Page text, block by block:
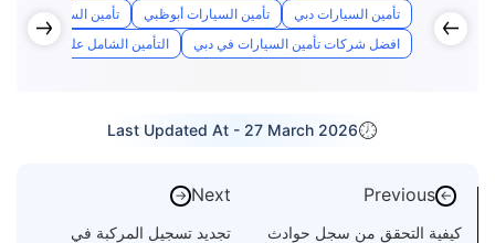
تأمين السيارات دبي تأمين السيارات أبوظبي
تأمين السيارات
افضل شركات تأمين السيارات في دبي
التأمين الشامل على السيارات
Last Updated At - 27 March 2026
←
Previous
كيفية التحقق من سجل حوادث
Next
→
تجديد تسجيل المركبة في